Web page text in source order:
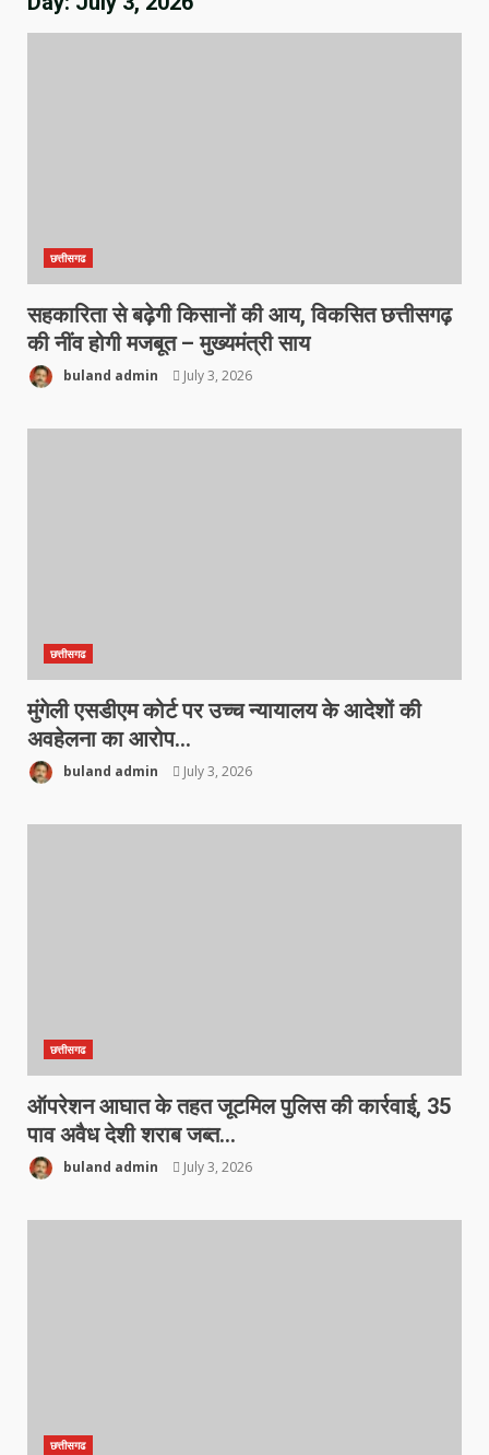
छत्तीसगढ
सहकारिता से बढ़ेगी किसानों की आय, विकसित छत्तीसगढ़
की नींव होगी मजबूत – मुख्यमंत्री साय
buland admin July 3, 2026
छत्तीसगढ
मुंगेली एसडीएम कोर्ट पर उच्च न्यायालय के आदेशों की
अवहेलना का आरोप…
buland admin July 3, 2026
छत्तीसगढ
ऑपरेशन आघात के तहत जूटमिल पुलिस की कार्रवाई, 35
पाव अवैध देशी शराब जब्त…
buland admin July 3, 2026
छत्तीसगढ